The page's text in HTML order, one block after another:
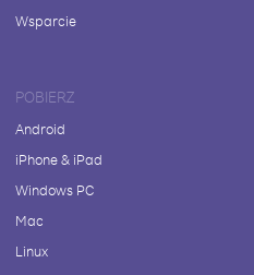
Wsparcie
POBIERZ
Android
iPhone & iPad
Windows PC
Mac
Linux